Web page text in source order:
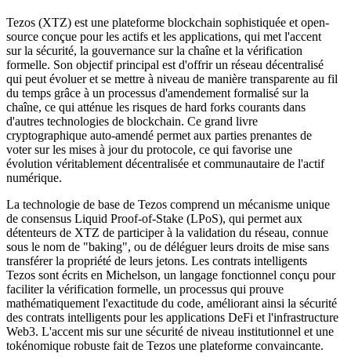
Tezos (XTZ) est une plateforme blockchain sophistiquée et open-
source conçue pour les actifs et les applications, qui met l'accent
sur la sécurité, la gouvernance sur la chaîne et la vérification
formelle. Son objectif principal est d'offrir un réseau décentralisé
qui peut évoluer et se mettre à niveau de manière transparente au fil
du temps grâce à un processus d'amendement formalisé sur la
chaîne, ce qui atténue les risques de hard forks courants dans
d'autres technologies de blockchain. Ce grand livre
cryptographique auto-amendé permet aux parties prenantes de
voter sur les mises à jour du protocole, ce qui favorise une
évolution véritablement décentralisée et communautaire de l'actif
numérique.
La technologie de base de Tezos comprend un mécanisme unique
de consensus Liquid Proof-of-Stake (LPoS), qui permet aux
détenteurs de XTZ de participer à la validation du réseau, connue
sous le nom de "baking", ou de déléguer leurs droits de mise sans
transférer la propriété de leurs jetons. Les contrats intelligents
Tezos sont écrits en Michelson, un langage fonctionnel conçu pour
faciliter la vérification formelle, un processus qui prouve
mathématiquement l'exactitude du code, améliorant ainsi la sécurité
des contrats intelligents pour les applications DeFi et l'infrastructure
Web3. L'accent mis sur une sécurité de niveau institutionnel et une
tokénomique robuste fait de Tezos une plateforme convaincante.